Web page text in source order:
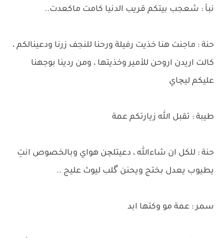
نبأ : شعجب بيتكم قريب الدنيا كامت ماكعدت..
حنة : ماجنت هنا خذيت رفيلة ورحنا للنجف زرنا ودعينالكم ،
كالت اريدن اروحن للأمير وخذيتها ، ومن ردينا بوجهنا
عليكم ليچاي
طيبة : تقبل الله زيارتكم عمة
حنة : للكل ان شاءالله ، دعيتلچن هواي وبالخصوص انتِ
يطيوب يعدل بختج ويحنن گلب ليوث عليج ..
سمر : عمة مو وكتها ابد